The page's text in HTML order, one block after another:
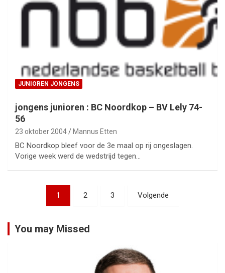
JUNIOREN JONGENS
jongens junioren : BC Noordkop – BV Lely 74-
56
23 oktober 2004 Mannus Etten
BC Noordkop bleef voor de 3e maal op rij ongeslagen.
Vorige week werd de wedstrijd tegen…
Berichtnavigatie
1 2 3 Volgende
You may Missed